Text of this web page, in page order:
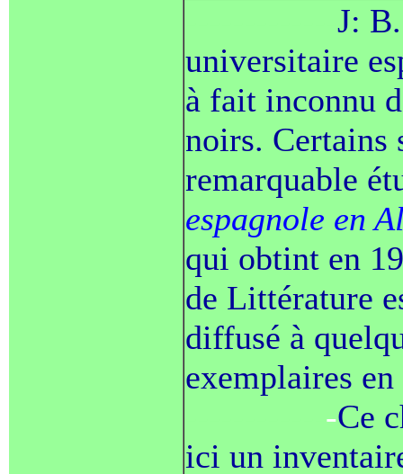
J:
universitaire
à fait inconnu
noirs. Certains
remarquable
espagnole en
qui obtint en
de Littérature
diffusé à
exemplaires en
-Ce
ici un